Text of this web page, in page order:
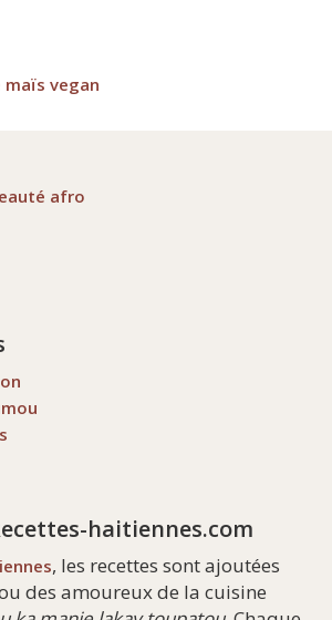
maïs vegan
afro
haitiennes.com
, les recettes sont ajoutées
des amoureux de la cuisine